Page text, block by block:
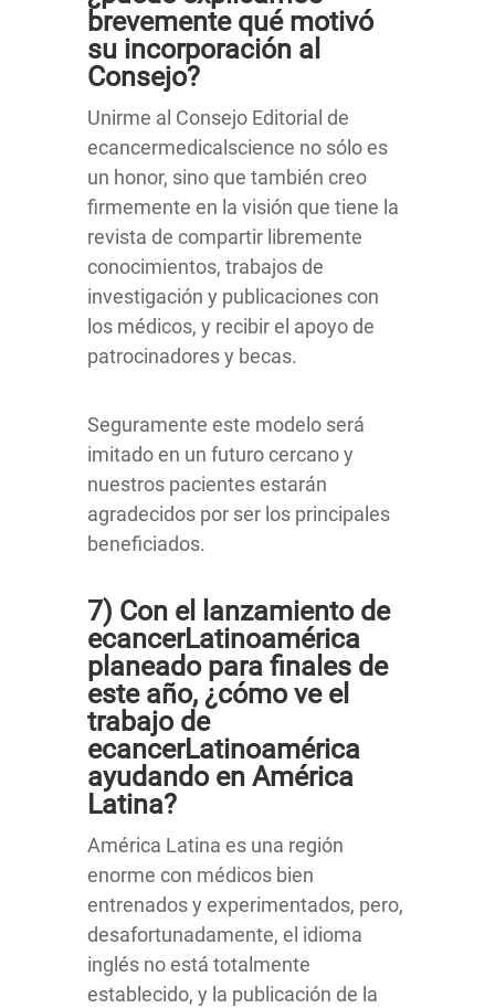
brevemente qué motivó
su incorporación al
Consejo?
Unirme al Consejo Editorial de
ecancermedicalscience no sólo es
un honor, sino que también creo
firmemente en la visión que tiene la
revista de compartir libremente
conocimientos, trabajos de
investigación y publicaciones con
los médicos, y recibir el apoyo de
patrocinadores y becas.
Seguramente este modelo será
imitado en un futuro cercano y
nuestros pacientes estarán
agradecidos por ser los principales
beneficiados.
7) Con el lanzamiento de
ecancerLatinoamérica
planeado para finales de
este año, ¿cómo ve el
trabajo de
ecancerLatinoamérica
ayudando en América
Latina?
América Latina es una región
enorme con médicos bien
entrenados y experimentados, pero,
desafortunadamente, el idioma
inglés no está totalmente
establecido, y la publicación de la